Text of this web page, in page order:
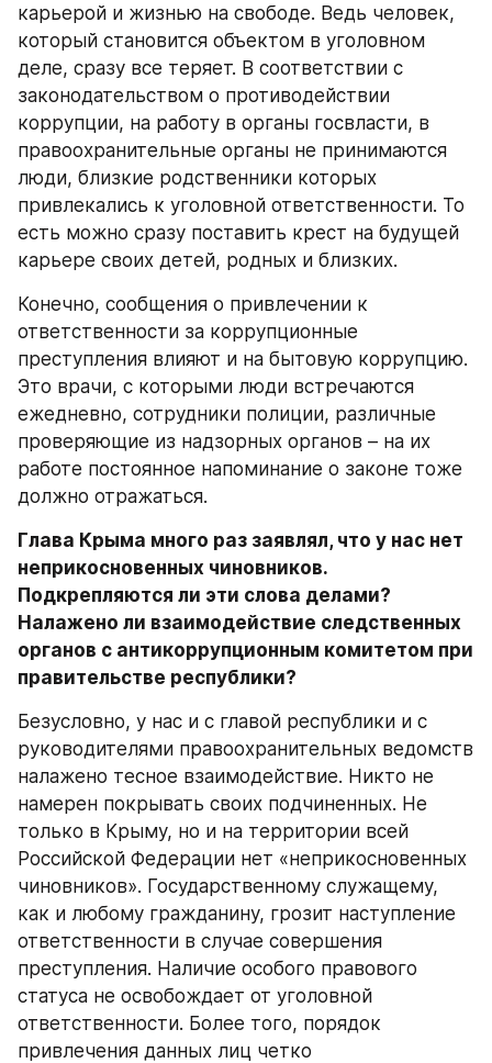
карьерой и жизнью на свободе. Ведь человек,
который становится объектом в уголовном
деле, сразу все теряет. В соответствии с
законодательством о противодействии
коррупции, на работу в органы госвласти, в
правоохранительные органы не принимаются
люди, близкие родственники которых
привлекались к уголовной ответственности. То
есть можно сразу поставить крест на будущей
карьере своих детей, родных и близких.
Конечно, сообщения о привлечении к
ответственности за коррупционные
преступления влияют и на бытовую коррупцию.
Это врачи, с которыми люди встречаются
ежедневно, сотрудники полиции, различные
проверяющие из надзорных органов – на их
работе постоянное напоминание о законе тоже
должно отражаться.
Глава Крыма много раз заявлял, что у нас нет
неприкосновенных чиновников.
Подкрепляются ли эти слова делами?
Налажено ли взаимодействие следственных
органов с антикоррупционным комитетом при
правительстве республики?
Безусловно, у нас и с главой республики и с
руководителями правоохранительных ведомств
налажено тесное взаимодействие. Никто не
намерен покрывать своих подчиненных. Не
только в Крыму, но и на территории всей
Российской Федерации нет «неприкосновенных
чиновников». Государственному служащему,
как и любому гражданину, грозит наступление
ответственности в случае совершения
преступления. Наличие особого правового
статуса не освобождает от уголовной
ответственности. Более того, порядок
привлечения данных лиц четко